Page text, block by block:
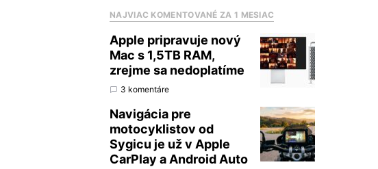
NAJVIAC KOMENTOVANÉ ZA 1 MESIAC
Apple pripravuje nový
Mac s 1,5TB RAM,
zrejme sa nedoplatíme
3 komentáre
Navigácia pre
motocyklistov od
Sygicu je už v Apple
CarPlay a Android Auto